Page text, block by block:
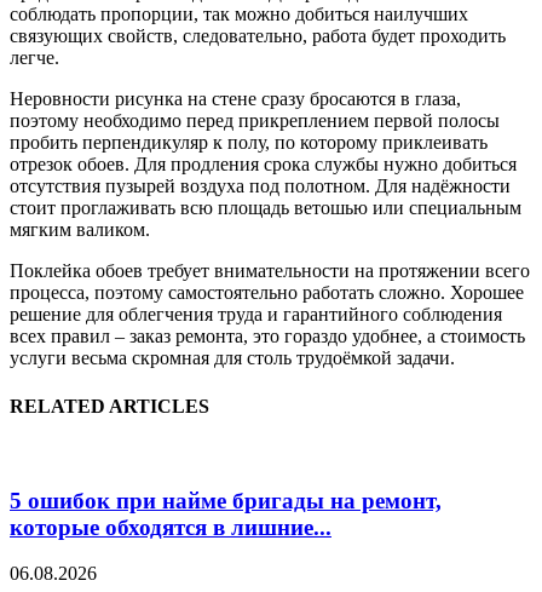
соблюдать пропорции, так можно добиться наилучших
связующих свойств, следовательно, работа будет проходить
легче.
Неровности рисунка на стене сразу бросаются в глаза,
поэтому необходимо перед прикреплением первой полосы
пробить перпендикуляр к полу, по которому приклеивать
отрезок обоев. Для продления срока службы нужно добиться
отсутствия пузырей воздуха под полотном. Для надёжности
стоит проглаживать всю площадь ветошью или специальным
мягким валиком.
Поклейка обоев требует внимательности на протяжении всего
процесса, поэтому самостоятельно работать сложно. Хорошее
решение для облегчения труда и гарантийного соблюдения
всех правил – заказ ремонта, это гораздо удобнее, а стоимость
услуги весьма скромная для столь трудоёмкой задачи.
RELATED ARTICLES
5 ошибок при найме бригады на ремонт,
которые обходятся в лишние...
06.08.2026